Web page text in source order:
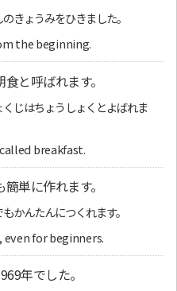
きょうみをひきました。
the beginning.
と呼ばれます。
じはちょうしょくとよばれま
breakfast.
単に作れます。
かんたんにつくれます。
for beginners.
年でした。